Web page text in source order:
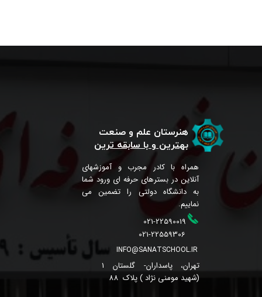
هنرستان علم و صنعت
بهترین و با سابقه ترین
همراه با کادر مجرب و آموزشهای
آنلاین در بسترهای حرفه ای ورود شما
به دانشگاه دولتی را تضمین می
نماییم.
021-22559306
INFO@SANATSCHOOL.IR
تهران، پاسداران- گلستان 1
(شهید مومنی نژاد ) پلاک 88
021-22590019